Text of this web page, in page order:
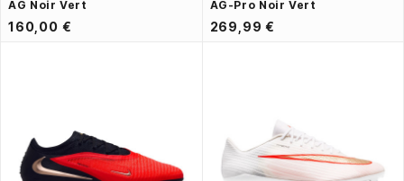
AG Noir Vert
160,00 €
AG-Pro Noir Vert
269,99 €